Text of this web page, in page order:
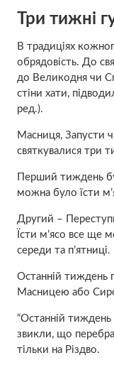
Три тижні
В традиціях
обрядовість. До
до Великодня чи
стіни хати,
ред.).
Масниця, Запусти
святкувалися три
Перший тиждень
можна було їсти
Другий –
Їсти м’ясо все ще
середи та п’ятниці.
Останній тиждень
Масницею або
“Останній
звикли, що
тільки на Різдво.